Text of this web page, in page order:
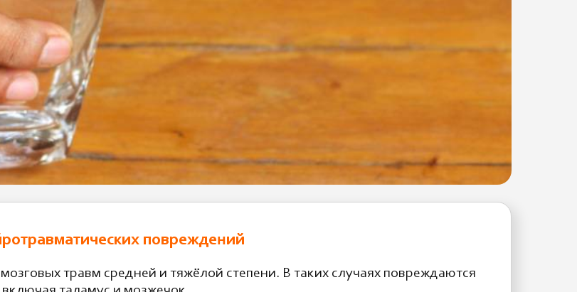
повреждений
травм средней и тяжёлой степени. В таких случаях повреждаются